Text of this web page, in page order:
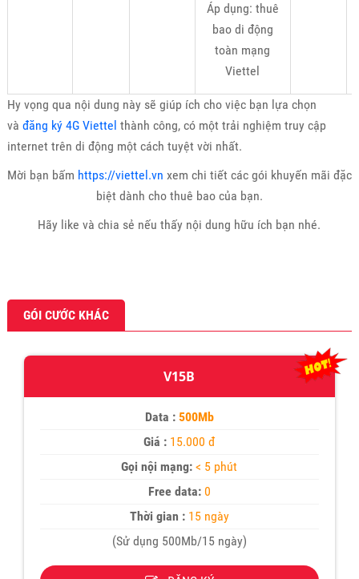
Áp dụng: thuê
bao di động
toàn mạng
Viettel
Hy vọng qua nội dung này sẽ giúp ích cho việc bạn lựa chọn
và đăng ký 4G Viettel thành công, có một trải nghiệm truy cập
internet trên di động một cách tuyệt vời nhất.
Mời bạn bấm https://viettel.vn xem chi tiết các gói khuyến mãi đặc
biệt dành cho thuê bao của bạn.
Hãy like và chia sẻ nếu thấy nội dung hữu ích bạn nhé.
GÓI CƯỚC KHÁC
V15B
Data :500Mb
Giá : 15.000 đ
Gọi nội mạng: < 5 phút
Free data: 0
Thời gian :15 ngày
(Sử dụng 500Mb/15 ngày)